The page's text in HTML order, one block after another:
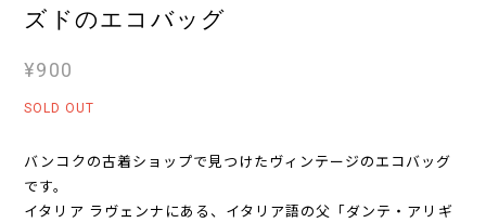
ズドのエコバッグ
¥900
SOLD OUT
バンコクの古着ショップで見つけたヴィンテージのエコバッグ
です。
イタリア ラヴェンナにある、イタリア語の父「ダンテ・アリギ